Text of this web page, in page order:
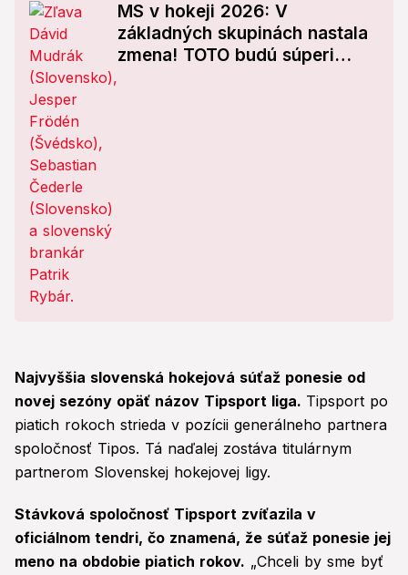
MS v hokeji 2026: V
základných skupinách nastala
zmena! TOTO budú súperi
Najvyššia slovenská hokejová súťaž ponesie od
novej sezóny opäť názov Tipsport liga. Tipsport po
piatich rokoch strieda v pozícii generálneho partnera
spoločnosť Tipos. Tá naďalej zostáva titulárnym
partnerom Slovenskej hokejovej ligy.
Stávková spoločnosť Tipsport zvíťazila v
oficiálnom tendri, čo znamená, že súťaž ponesie jej
meno na obdobie piatich rokov. „Chceli by sme byť